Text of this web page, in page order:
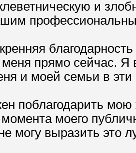
и
прямо сейчас. Я
и моей семьи в
поблагодарить мою
моего
могу выразить это